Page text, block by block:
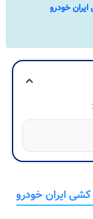
خودرو
expand_more
کشی ایران خودرو